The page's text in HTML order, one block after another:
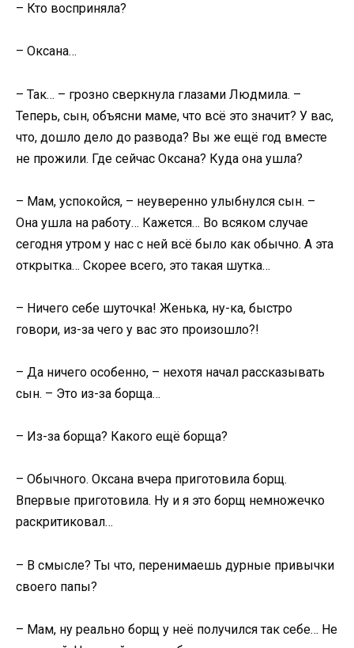
– Кто восприняла?
– Оксана…
– Так… – грозно сверкнула глазами Людмила. –
Теперь, сын, объясни маме, что всё это значит? У вас,
что, дошло дело до развода? Вы же ещё год вместе
не прожили. Где сейчас Оксана? Куда она ушла?
– Мам, успокойся, – неуверенно улыбнулся сын. –
Она ушла на работу… Кажется… Во всяком случае
сегодня утром у нас с ней всё было как обычно. А эта
открытка… Скорее всего, это такая шутка…
– Ничего себе шуточка! Женька, ну-ка, быстро
говори, из-за чего у вас это произошло?!
– Да ничего особенно, – нехотя начал рассказывать
сын. – Это из-за борща…
– Из-за борща? Какого ещё борща?
– Обычного. Оксана вчера приготовила борщ.
Впервые приготовила. Ну и я это борщ немножечко
раскритиковал…
– В смысле? Ты что, перенимаешь дурные привычки
своего папы?
– Мам, ну реально борщ у неё получился так себе… Не